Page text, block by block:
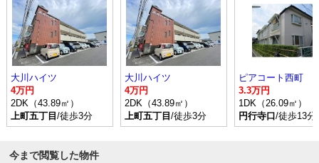
大川ハイツ
4万円
2DK（43.89㎡）
上町五丁目 /徒歩3分
大川ハイツ
4万円
2DK（43.89㎡）
上町五丁目 /徒歩3分
ピアコート西町
3.3万円
1DK（26.09㎡）
円行寺口/徒歩13分
今まで閲覧した物件